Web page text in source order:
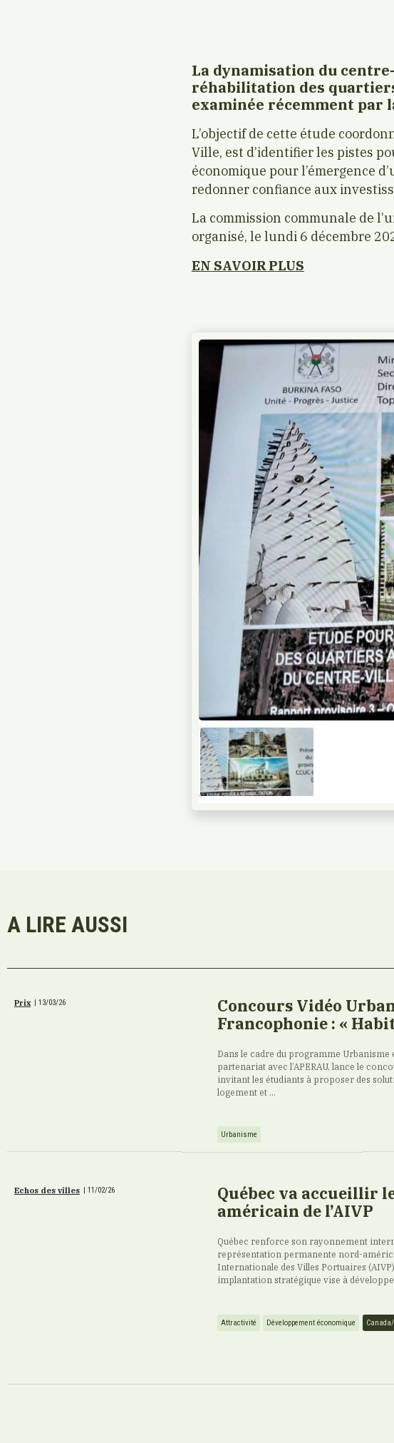
La dynamisation du
réhabilitation des
examinée récemment par
L’objectif de cette étude
Ville, est d’identifier les pistes
économique pour l’émergence
redonner confiance aux
La commission communale de
organisé, le lundi 6 décembre
EN SAVOIR PLUS
A LIRE AUSSI
Prix 13/03/26
Concours Vidéo
Francophonie : «
Dans le cadre du programme Urbanisme
partenariat avec l’APERAU, lance le
invitant les étudiants à proposer des
logement et ...
Urbanisme
Echos des villes | 11/02/26
Québec va accueillir
américain de l’AIVP
Québec renforce son rayonnement
représentation permanente nord-
Internationale des Villes Portuaires
implantation stratégique vise à
Attractivité Développement économique